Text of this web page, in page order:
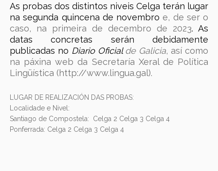
As probas dos distintos niveis Celga terán lugar
na segunda quincena de novembro e, de ser o
caso, na primeira de decembro de 2023. As
datas concretas serán debidamente
publicadas no Diario Oficialde Galicia, así como
na páxina web da Secretaría Xeral de Política
Lingüística (http://www.lingua.gal).
LUGAR DE REALIZACIÓN DAS PROBAS:
Localidade e Nivel:
Santiago de Compostela: Celga 2 Celga 3 Celga 4
Ponferrada: Celga 2 Celga 3 Celga 4